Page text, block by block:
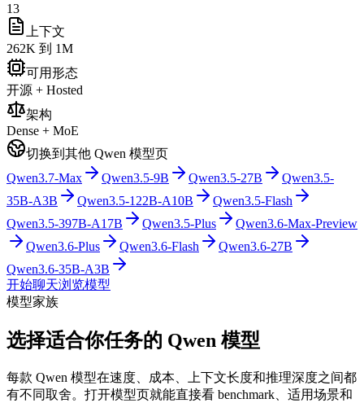
13
上下文
262K 到 1M
可用形态
开源 + Hosted
架构
Dense + MoE
切换到其他 Qwen 模型页
Qwen3.7-Max
Qwen3.5-9B Qwen3.5-27B
Qwen3.5-
35B-A3B
Qwen3.5-122B-A10B
Qwen3.5-Flash
Qwen3.5-397B-A17B
Qwen3.5-Plus
Qwen3.6-Max-Preview
Qwen3.6-Plus
Qwen3.6-Flash
Qwen3.6-27B
Qwen3.6-35B-A3B
开始聊天浏览模型
模型家族
选择适合你任务的 Qwen 模型
每款 Qwen 模型在速度、成本、上下文长度和推理深度之间都
有不同取舍。打开模型页就能直接看 benchmark、适用场景和